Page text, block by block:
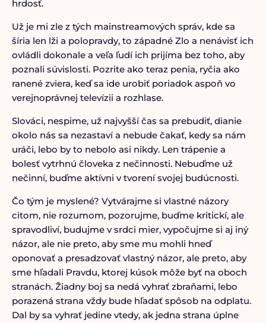
hrdosť.
Už je mi zle z tých mainstreamových správ, kde sa
šíria len lži a polopravdy, to západné Zlo a nenávisť ich
ovládli dokonale a veľa ľudí ich prijíma bez toho, aby
poznali súvislosti. Pozrite ako teraz penia, ryčia ako
ranené zviera, keď sa ide urobiť poriadok aspoň vo
verejnoprávnej televízii a rozhlase.
Slováci, nespime, už najvyšší čas sa prebudiť, dianie
okolo nás sa nezastaví a nebude čakať, kedy sa nám
uráči, lebo by to nebolo asi nikdy. Len trápenie a
bolesť vytrhnú človeka z nečinnosti. Nebuďme už
nečinní, buďme aktívni v tvorení svojej budúcnosti.
Čo tým je myslené? Vytvárajme si vlastné názory
citom, nie rozumom, pozorujme, buďme kritickí, ale
spravodliví, budujme v srdci mier, vypočujme si aj iný
názor, ale nie preto, aby sme mu mohli hneď
oponovať a presadzovať vlastný názor, ale preto, aby
sme hľadali Pravdu, ktorej kúsok môže byť na oboch
stranách. Žiadny boj sa nedá vyhrať zbraňami, lebo
porazená strana vždy bude hľadať spôsob na odplatu.
Dal by sa vyhrať jedine vtedy, ak jedna strana úplne